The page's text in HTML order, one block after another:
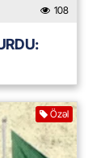
108
Özəl